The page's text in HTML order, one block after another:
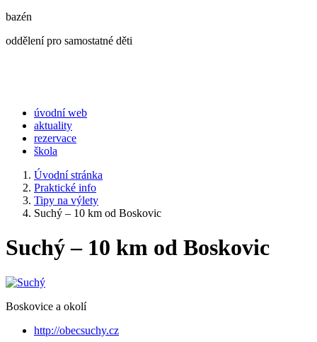
bazén
oddělení pro samostatné děti
úvodní web
aktuality
rezervace
škola
Úvodní stránka
Praktické info
Tipy na výlety
Suchý – 10 km od Boskovic
Suchý – 10 km od Boskovic
Boskovice a okolí
http://obecsuchy.cz